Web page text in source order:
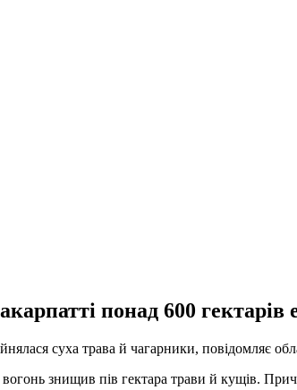
понад 600 гектарів
суха трава й чагарники, повідомляє
вогонь знищив пів гектара трави й кущів.